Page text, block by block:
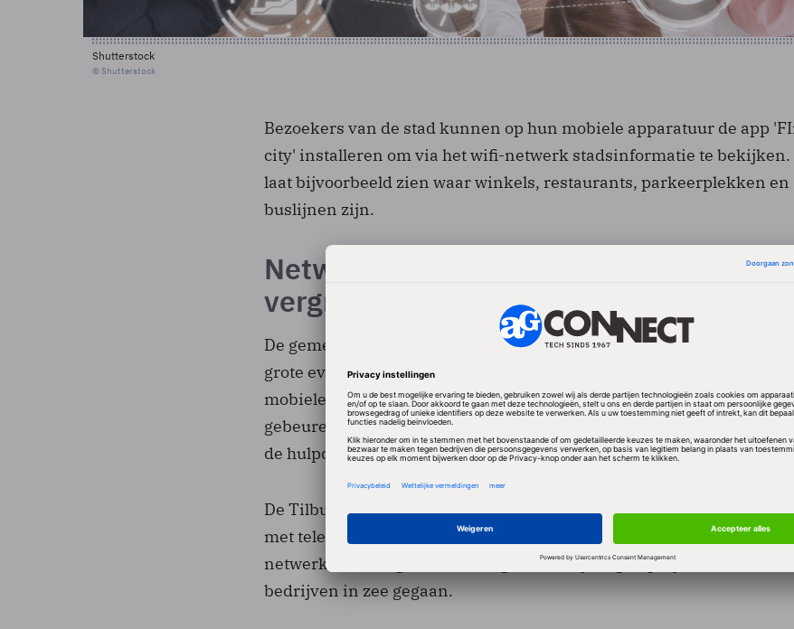
Shutterstock
© Shutterstock
Bezoekers van de stad kunnen op hun mobiele apparatuur de app
city' installeren om via het wifi-netwerk stadsinformatie te bekijken.
laat bijvoorbeeld zien waar winkels, restaurants, parkeerplekken en
buslijnen zijn.
Netwerk moet ook sociale veiligheid
vergroten
De gemeente heeft als tweede doel vergroting van de sociale
grote evenementen zoals het carnaval en de kermis. Dataverkeer van
mobiele telefoons moet dan niet via de telecomnetwerken maar via
gebeuren, zodat op de mobiele netwerken voldoende capaciteit
de hulpdiensten. Dat zou efficiënter zijn dan gsm-masten bij te
De Tilburgse plannen zijn afgekeken van Luxemburg, dat in
met telecombedrijf Telindus en HotCity Luxemburg al eerder een wifi-
netwerk heeft uitgerold. Tilburg is voor zijn eigen project met dezelfde
bedrijven in zee gegaan.